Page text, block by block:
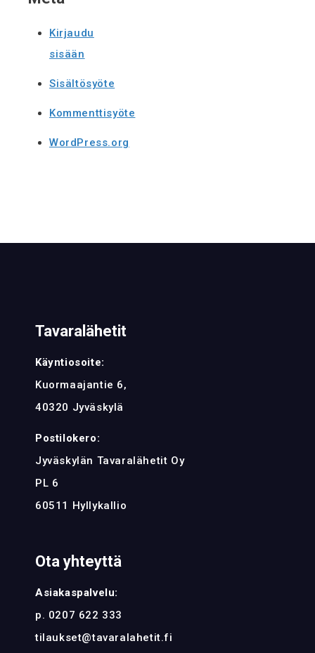
Kirjaudu
sisään
Sisältösyöte
Kommenttisyöte
WordPress.org
Tavaralähetit
Käyntiosoite:
Kuormaajantie 6,
40320 Jyväskylä
Postilokero:
Jyväskylän Tavaralähetit Oy
PL 6
60511 Hyllykallio
Ota yhteyttä
Asiakaspalvelu:
p. 0207 622 333
tilaukset@tavaralahetit.fi